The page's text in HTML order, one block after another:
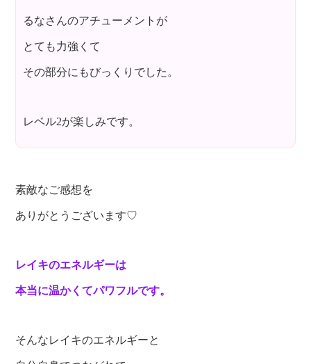
るなさんのアチューメントが
とても力強くて
その部分にもびっくりでした。
レベル2が楽しみです。
素敵なご感想を
ありがとうございます♡
レイキのエネルギーは
本当に温かくてパワフルです。
そんなレイキのエネルギーと